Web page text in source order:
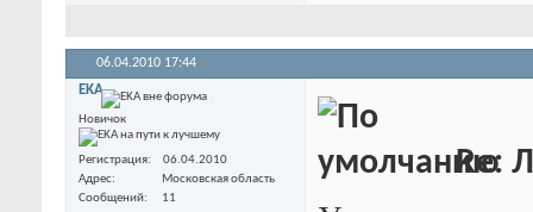
06.04.2010 17:44
EKA
Новичок
Регистрация
06.04.2010
Адрес
Московская область
Сообщений
11
Re: